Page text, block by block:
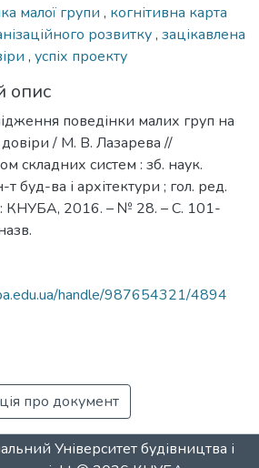
малої групи , когнітивна карта
розвитку, зацікавлена
, успіх проекту
опис
поведінки малих груп на
/ М. В. Лазарева //
складних систем : зб. наук.
буд-ва і архітектури ; гол. ред.
: КНУБА, 2016. – № 28. – С. 101-
handle/987654321/4894
про документ
Університет будівництва і